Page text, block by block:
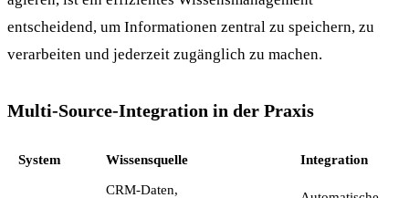
entscheidend, um Informationen zentral zu speichern, zu
verarbeiten und jederzeit zugänglich zu machen.
Multi-Source-Integration in der Praxis
System Wissensquelle Integration
CRM-Daten,